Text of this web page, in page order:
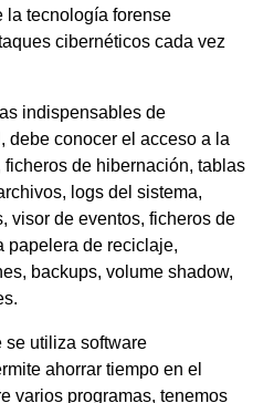
la tecnología forense
cibernéticos cada vez
indispensables de
debe conocer el acceso a la
ficheros de hibernación, tablas
logs del sistema,
visor de eventos, ficheros de
papelera de reciclaje,
backups, volume shadow,
se utiliza software
ahorrar tiempo en el
varios programas, tenemos